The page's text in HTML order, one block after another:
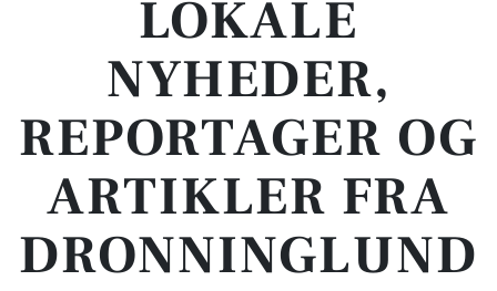
LOKALE
NYHEDER,
REPORTAGER OG
ARTIKLER FRA
DRONNINGLUND